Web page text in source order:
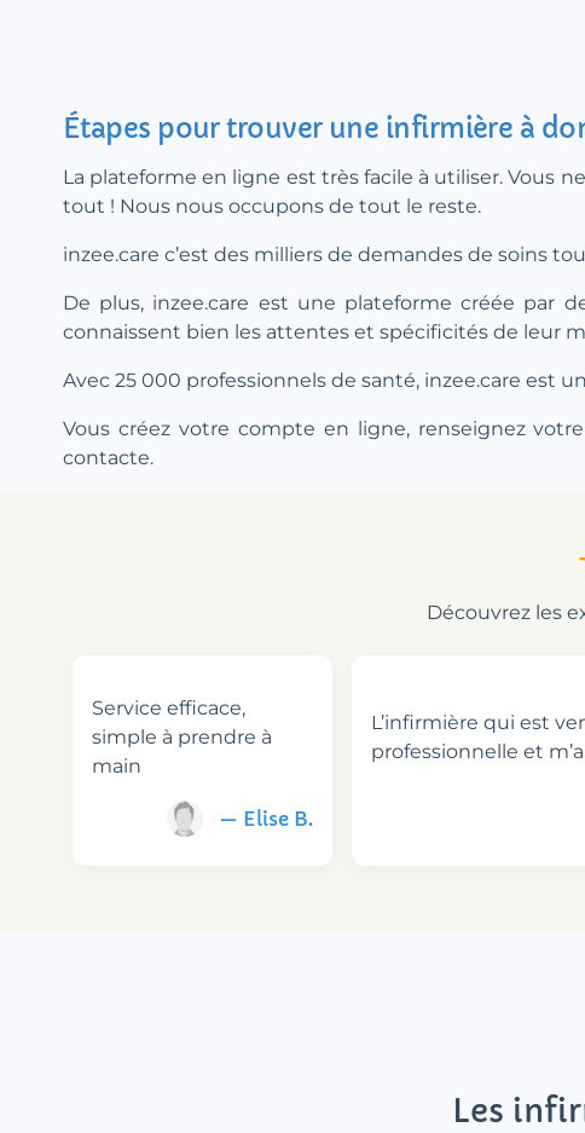
Étapes pour trouver une infirmière à
La plateforme en ligne est très facile à utiliser. Vous
tout ! Nous nous occupons de tout le reste.
inzee.care c’est des milliers de demandes de soins
De plus, inzee.care est une plateforme créée par
connaissent bien les attentes et spécificités de leur
Avec 25 000 professionnels de santé, inzee.care est
Vous créez votre compte en ligne, renseignez
contacte.
Découvrez les
Service efficace,
simple à prendre à
main
— Elise B.
L’infirmière qui est
professionnelle et
Les